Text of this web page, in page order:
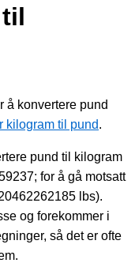
å konvertere pund
kilogram til pund.
pund til kilogram
for å gå motsatt
lbs).
og forekommer i
så det er ofte